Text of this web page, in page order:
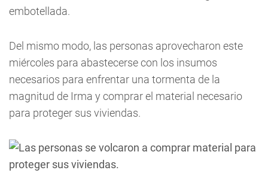
embotellada.
Del mismo modo, las personas aprovecharon este
miércoles para abastecerse con los insumos
necesarios para enfrentar una tormenta de la
magnitud de Irma y comprar el material necesario
para proteger sus viviendas.